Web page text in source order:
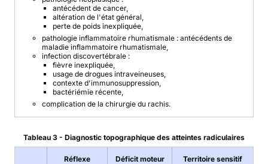
antécédent de cancer,
altération de l'état général,
perte de poids inexpliquée,
pathologie inflammatoire rhumatismale : antécédents de
maladie inflammatoire rhumatismale,
infection discovertébrale :
fièvre inexpliquée,
usage de drogues intraveineuses,
contexte d'immunosuppression,
bactériémie récente,
complication de la chirurgie du rachis.
Tableau 3 - Diagnostic topographique des atteintes radiculaires
Réflexe Déficit moteur Territoire sensitif